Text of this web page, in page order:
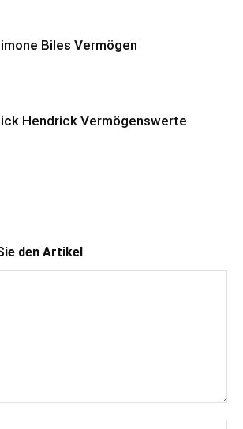
Biles Vermögen
Hendrick Vermögenswerte
den Artikel